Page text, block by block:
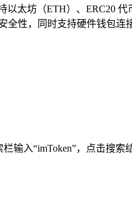
太坊（ETH）、ERC20
全性，同时支持硬件钱包连
输入“imToken”，点击搜